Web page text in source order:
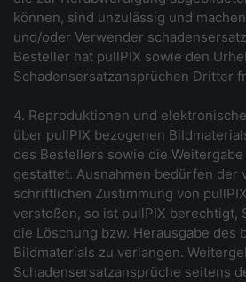
können, sind unzulässig und
und/oder Verwender
Besteller hat pullPIX sowie den
Schadensersatzansprüchen Dritter
4. Reproduktionen und
über pullPIX bezogenen
des Bestellers sowie die
gestattet. Ausnahmen bedürfen der
schriftlichen Zustimmung von
verstoßen, so ist pullPIX berechtigt,
die Löschung bzw. Herausgabe des
Bildmaterials zu verlangen.
Schadensersatzansprüche seitens